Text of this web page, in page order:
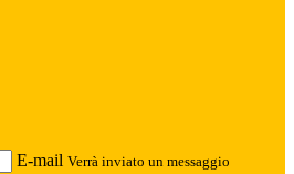
E-mail Verrà inviato un messaggio